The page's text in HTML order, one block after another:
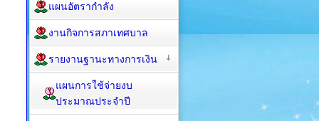
แผนอัตรากำลัง
งานกิจการสภาเทศบาล
รายงานฐานะทางการเงิน
แผนการใช้จ่ายงบ
ประมาณประจำปี